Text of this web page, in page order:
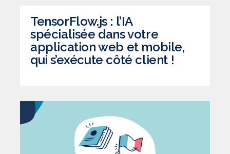
TensorFlow.js : l’IA
spécialisée dans votre
application web et mobile,
qui s’exécute côté client !